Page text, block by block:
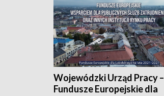
Wojewódzki Urząd Pracy –
Fundusze Europejskie dla